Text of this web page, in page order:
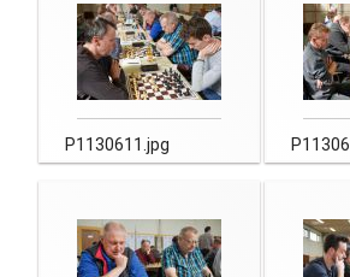
P1130611.jpg